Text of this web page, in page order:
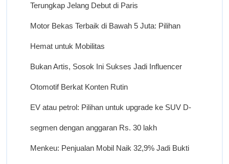
Terungkap Jelang Debut di Paris
Motor Bekas Terbaik di Bawah 5 Juta: Pilihan
Hemat untuk Mobilitas
Bukan Artis, Sosok Ini Sukses Jadi Influencer
Otomotif Berkat Konten Rutin
EV atau petrol: Pilihan untuk upgrade ke SUV D-
segmen dengan anggaran Rs. 30 lakh
Menkeu: Penjualan Mobil Naik 32,9% Jadi Bukti